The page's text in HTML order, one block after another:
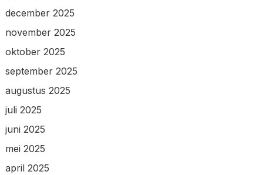
december 2025
november 2025
oktober 2025
september 2025
augustus 2025
juli 2025
juni 2025
mei 2025
april 2025